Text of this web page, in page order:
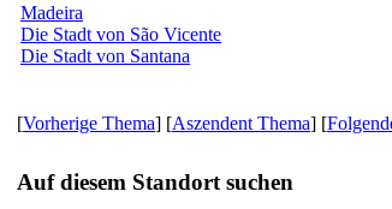
Madeira
Die Stadt von São Vicente
Die Stadt von Santana
[Vorherige Thema] [Aszendent Thema] [
Auf diesem Standort suchen